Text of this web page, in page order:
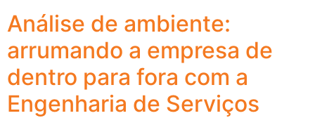
Análise de ambiente:
arrumando a empresa de
dentro para fora com a
Engenharia de Serviços